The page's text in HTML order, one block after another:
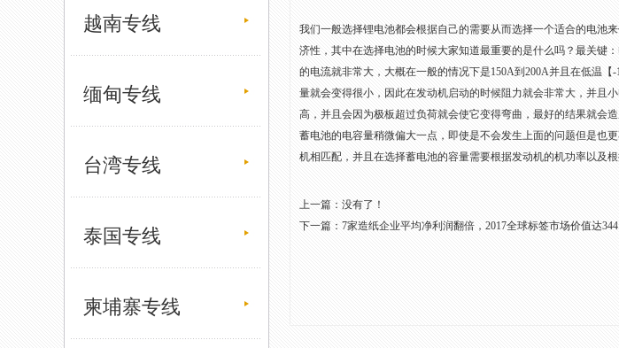
越南专线
缅甸专线
台湾专线
泰国专线
柬埔寨专线
我们一般选择锂电池都会根据自己的需要从而选择一个适合的电池
济性，其中在选择电池的时候大家知道最重要的是什么吗？最关键
的电流就非常大，大概在一般的情况下是150A到200A并且在低温
量就会变得很小，因此在发动机启动的时候阻力就会非常大，并且
高，并且会因为极板超过负荷就会使它变得弯曲，最好的结果就会
蓄电池的电容量稍微偏大一点，即使是不会发生上面的问题但是也
机相匹配，并且在选择蓄电池的容量需要根据发动机的机功率以及
上一篇：没有了！
下一篇： 7家造纸企业平均净利润翻倍，2017全球标签市场价值达